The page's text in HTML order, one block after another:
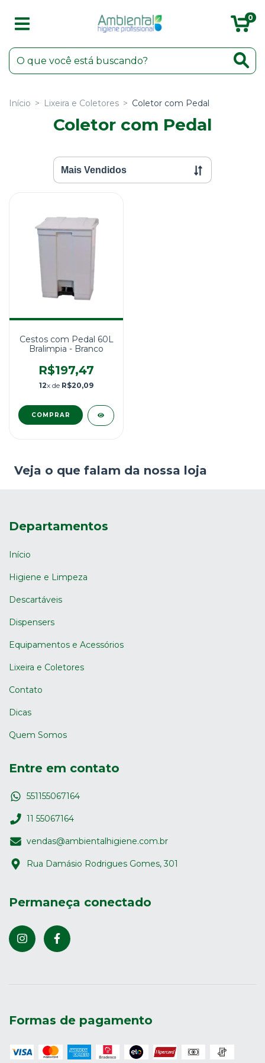
0
Início > Lixeira e Coletores > Coletor com Pedal
Coletor com Pedal
Cestos com Pedal 60L
Bralimpia - Branco
R$197,47
12x de R$20,09
Veja o que falam da nossa loja
Departamentos
Início
Higiene e Limpeza
Descartáveis
Dispensers
Equipamentos e Acessórios
Lixeira e Coletores
Contato
Dicas
Quem Somos
Entre em contato
551155067164
11 55067164
vendas@ambientalhigiene.com.br
Rua Damásio Rodrigues Gomes, 301
Permaneça conectado
Formas de pagamento